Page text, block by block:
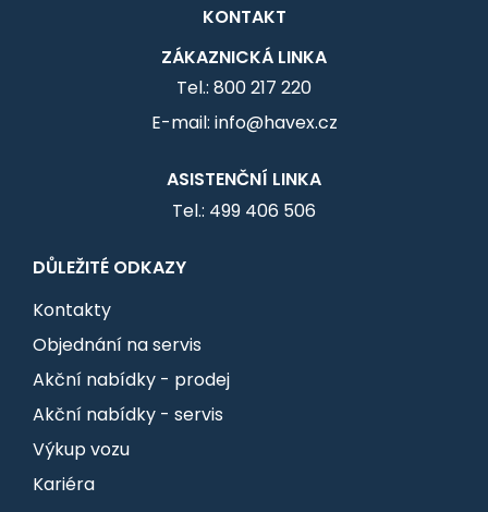
KONTAKT
ZÁKAZNICKÁ LINKA
Tel.: 800 217 220
E-mail: info@havex.cz
ASISTENČNÍ LINKA
Tel.: 499 406 506
DŮLEŽITÉ ODKAZY
Kontakty
Objednání na servis
Akční nabídky - prodej
Akční nabídky - servis
Výkup vozu
Kariéra